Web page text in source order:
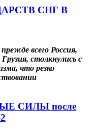
СНГ В
всего Россия,
столкнулись с
что резко
СИЛЫ после